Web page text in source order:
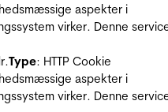
aspekter i
virker. Denne
Type: HTTP Cookie
aspekter i
virker. Denne